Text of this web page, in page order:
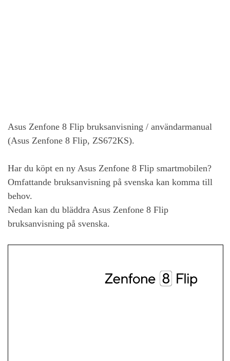
Asus Zenfone 8 Flip bruksanvisning / användarmanual
(Asus Zenfone 8 Flip, ZS672KS).
Har du köpt en ny Asus Zenfone 8 Flip smartmobilen?
Omfattande bruksanvisning på svenska kan komma till
behov.
Nedan kan du bläddra Asus Zenfone 8 Flip
bruksanvisning på svenska.